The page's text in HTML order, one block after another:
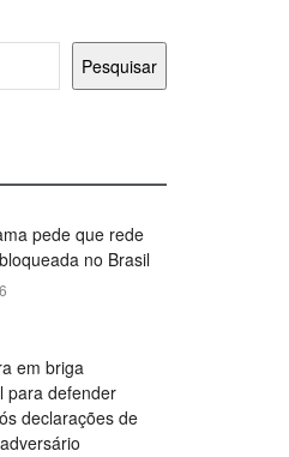
Pesquisar
pede que rede
no Brasil
em briga
para defender
declarações de